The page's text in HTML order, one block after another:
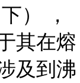
） ，
其在熔
及到沸